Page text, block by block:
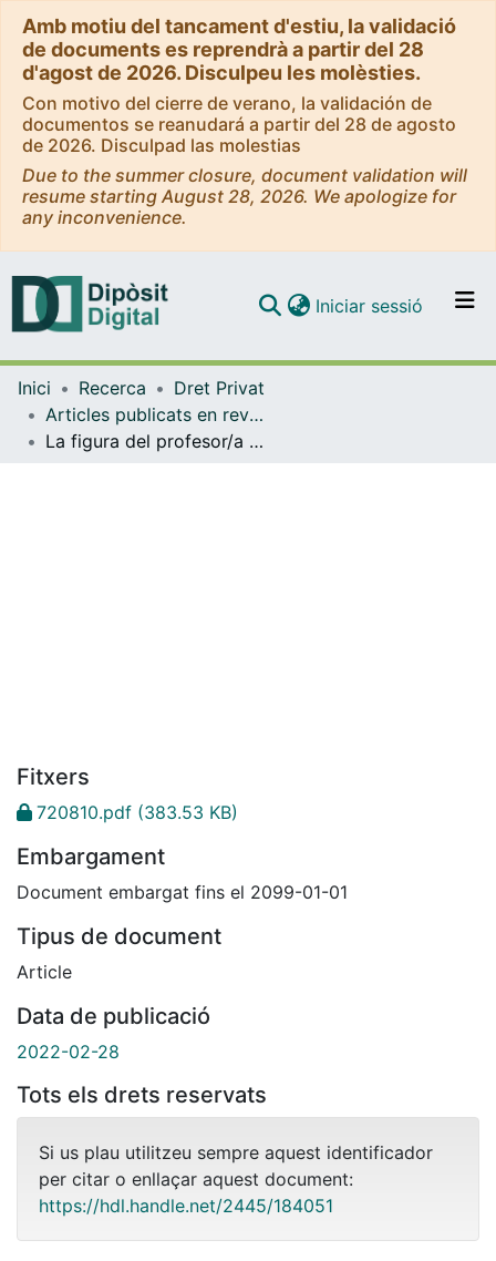
Amb motiu del tancament d'estiu, la validació
de documents es reprendrà a partir del 28
d'agost de 2026. Disculpeu les molèsties.
Con motivo del cierre de verano, la validación de
documentos se reanudará a partir del 28 de agosto
de 2026. Disculpad las molestias
Due to the summer closure, document validation will
resume starting August 28, 2026. We apologize for
any inconvenience.
Navega per tot el DD
Iniciar sessió (current)
Inici Recerca
Dret Privat
Articles publicats en revistes (Dret Privat)
La figura del profesor/a agregado/a en las universidades catalanas: desigualdes y ¿discriminaciones? la perpetuacion de los roles de género
Fitxers
720810.pdf (383.53 KB)
Embargament
Document embargat fins el 2099-01-01
Tipus de document
Article
Data de publicació
2022-02-28
Tots els drets reservats
Si us plau utilitzeu sempre aquest identificador
per citar o enllaçar aquest document:
https://hdl.handle.net/2445/184051